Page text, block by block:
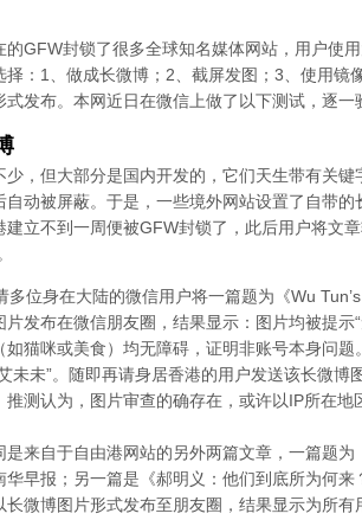
的GFW封锁了很多全球知名媒体网站，用户使
：1、做成长微博；2、截屏发图；3、使用镜
式发布。本网近日在微信上做了以下测试，逐
少，但大部分是国内开发的，它们天生带有关
自动被屏蔽。于是，一些境外网站设置了自带
建立不到一周便被GFW封锁了，此后用户将文
多位身在大陆的微信用户将一篇题为《Wu
发布在微信朋友圈，结果显示：图片均被提示
如猫咪或美食）均无障碍，证明非账号本身问
未未”。随即再请身居香港的用户发送该长微博
测认为，图片审查的确存在，或许以IP所在地
是来自于自由港网站的另外两篇文章，一篇题
华早报；另一篇是《郝明义：他们到底所为何来
长微博图片形式发布至朋友圈，结果显示为所